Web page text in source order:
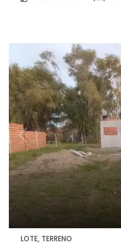
LOTE, TERRENO